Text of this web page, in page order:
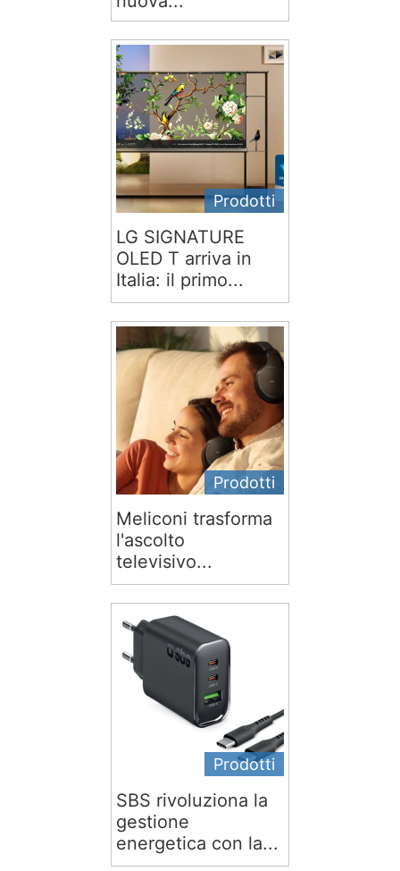
Prodotti
LG SIGNATURE
OLED T arriva in
Italia: il primo...
Prodotti
Meliconi trasforma
l'ascolto
televisivo...
Prodotti
SBS rivoluziona la
gestione
energetica con la...